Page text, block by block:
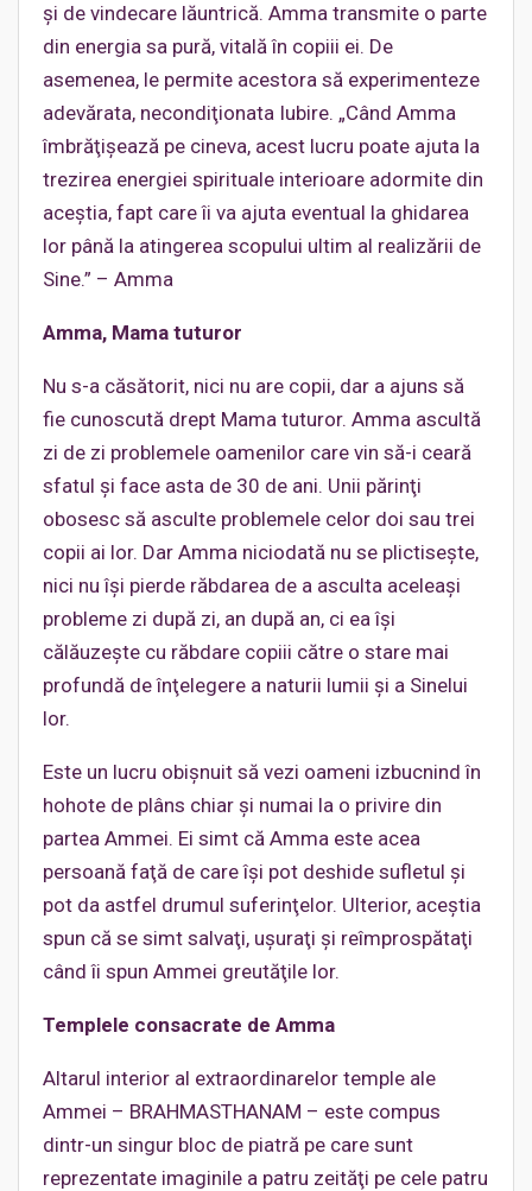
şi de vindecare lăuntrică. Amma transmite o parte
din energia sa pură, vitală în copiii ei. De
asemenea, le permite acestora să experimenteze
adevărata, necondiţionata Iubire. „Când Amma
îmbrăţişează pe cineva, acest lucru poate ajuta la
trezirea energiei spirituale interioare adormite din
aceştia, fapt care îi va ajuta eventual la ghidarea
lor până la atingerea scopului ultim al realizării de
Sine.” – Amma
Amma, Mama tuturor
Nu s-a căsătorit, nici nu are copii, dar a ajuns să
fie cunoscută drept Mama tuturor. Amma ascultă
zi de zi problemele oamenilor care vin să-i ceară
sfatul şi face asta de 30 de ani. Unii părinţi
obosesc să asculte problemele celor doi sau trei
copii ai lor. Dar Amma niciodată nu se plictiseşte,
nici nu îşi pierde răbdarea de a asculta aceleaşi
probleme zi după zi, an după an, ci ea îşi
călăuzeşte cu răbdare copiii către o stare mai
profundă de înţelegere a naturii lumii şi a Sinelui
lor.
Este un lucru obişnuit să vezi oameni izbucnind în
hohote de plâns chiar şi numai la o privire din
partea Ammei. Ei simt că Amma este acea
persoană faţă de care îşi pot deshide sufletul şi
pot da astfel drumul suferinţelor. Ulterior, aceştia
spun că se simt salvaţi, uşuraţi şi reîmprospătaţi
când îi spun Ammei greutăţile lor.
Templele consacrate de Amma
Altarul interior al extraordinarelor temple ale
Ammei – BRAHMASTHANAM – este compus
dintr-un singur bloc de piatră pe care sunt
reprezentate imaginile a patru zeităţi pe cele patru